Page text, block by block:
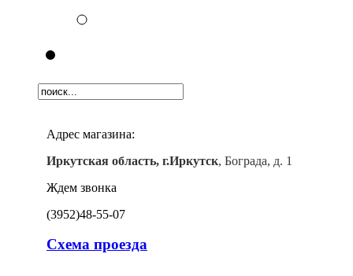
Адрес магазина:
Иркутская область, г.Иркутск, Бограда, д. 1
Ждем звонка
(3952)48-55-07
Схема проезда